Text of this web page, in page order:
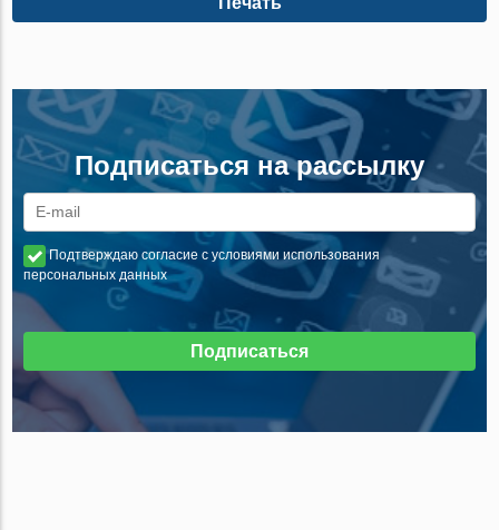
Подписаться на рассылку
Подтверждаю согласие с условиями использования
персональных данных
Подписаться